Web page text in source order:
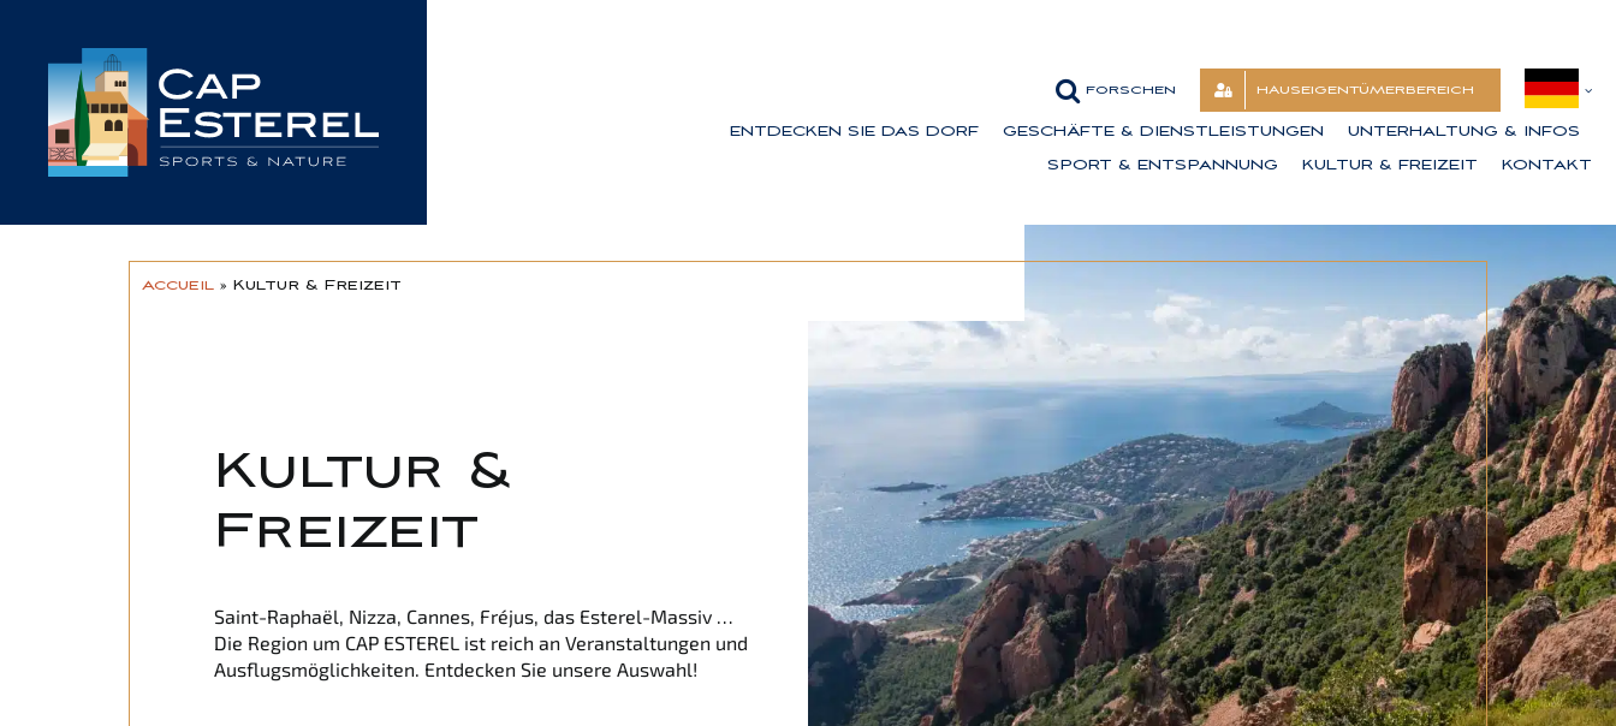
content
HAUSEIGENTÜMERBEREICH
ENTDECKEN SIE DAS DORF GESCHÄFTE & DIENSTLEISTUNGEN
UNTERHALTUNG & INFOS
SPORT & ENTSPANNUNG
KULTUR & FREIZEIT KONTAKT
Accueil »Kultur & Freizeit
Kultur &
Freizeit
Saint-Raphaël, Nizza, Cannes, Fréjus, das Esterel-Massiv …
Die Region um CAP ESTEREL ist reich an Veranstaltungen und
Ausflugsmöglichkeiten. Entdecken Sie unsere Auswahl!